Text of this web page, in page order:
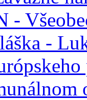
-
-